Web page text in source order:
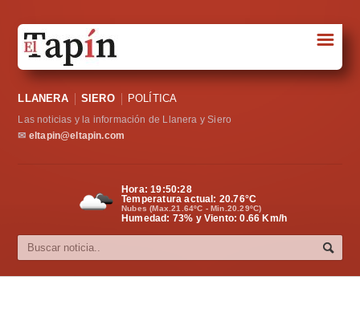
Sociedad
Política
Cultura
☰
LLANERA SIERO POLÍTICA
Las noticias y la información de Llanera y Siero
✉ eltapin@eltapin.com
Hora:19:50:28
Temperatura actual: 20.76°C
Nubes (Max.21.64ºC - Min.20.29ºC)
Humedad: 73% y Viento: 0.66 Km/h